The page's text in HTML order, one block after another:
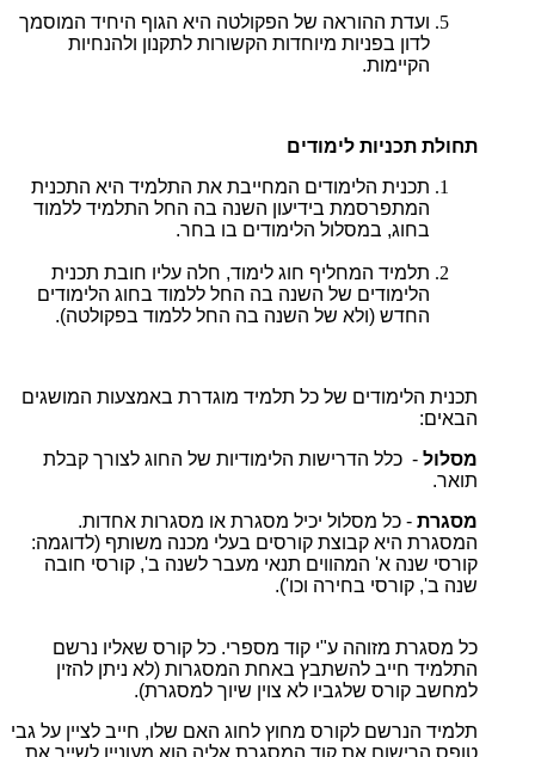
ועדת ההוראה של הפקולטה היא הגוף היחיד המוסמך
לדון בפניות מיוחדות הקשורות לתקנון ולהנחיות
הקיימות.
תחולת תכניות לימודים
תכנית הלימודים המחייבת את התלמיד היא התכנית
המתפרסמת בידיעון השנה בה החל התלמיד ללמוד
בחוג, במסלול הלימודים בו בחר.
תלמיד המחליף חוג לימוד, חלה עליו חובת תכנית
הלימודים של השנה בה החל ללמוד בחוג הלימודים
החדש (ולא של השנה בה החל ללמוד בפקולטה).
תכנית הלימודים של כל תלמיד מוגדרת באמצעות המושגים
הבאים:
מסלול - כלל הדרישות הלימודיות של החוג לצורך קבלת
תואר.
מסגרת - כל מסלול יכיל מסגרת או מסגרות אחדות.
המסגרת היא קבוצת קורסים בעלי מכנה משותף (לדוגמה:
קורסי שנה א' המהווים תנאי מעבר לשנה ב', קורסי חובה
שנה ב', קורסי בחירה וכו').
כל מסגרת מזוהה ע"י קוד מספרי. כל קורס שאליו נרשם
התלמיד חייב להשתבץ באחת המסגרות (לא ניתן להזין
למחשב קורס שלגביו לא צוין שיוך למסגרת).
תלמיד הנרשם לקורס מחוץ לחוג האם שלו, חייב לציין על גבי
טופס הרישום את קוד המסגרת אליה הוא מעוניין לשייך את